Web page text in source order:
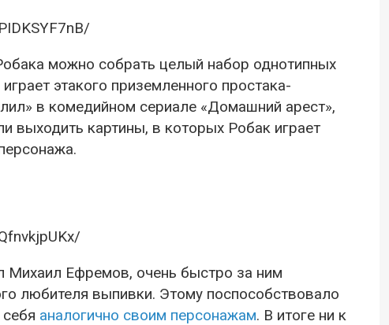
можно собрать целый набор однотипных
этакого приземленного простака-
в комедийном сериале «Домашний арест»,
выходить картины, в которых Робак играет
Михаил Ефремов, очень быстро за ним
любителя выпивки. Этому поспособствовало
аналогично своим персонажам. В итоге ни к